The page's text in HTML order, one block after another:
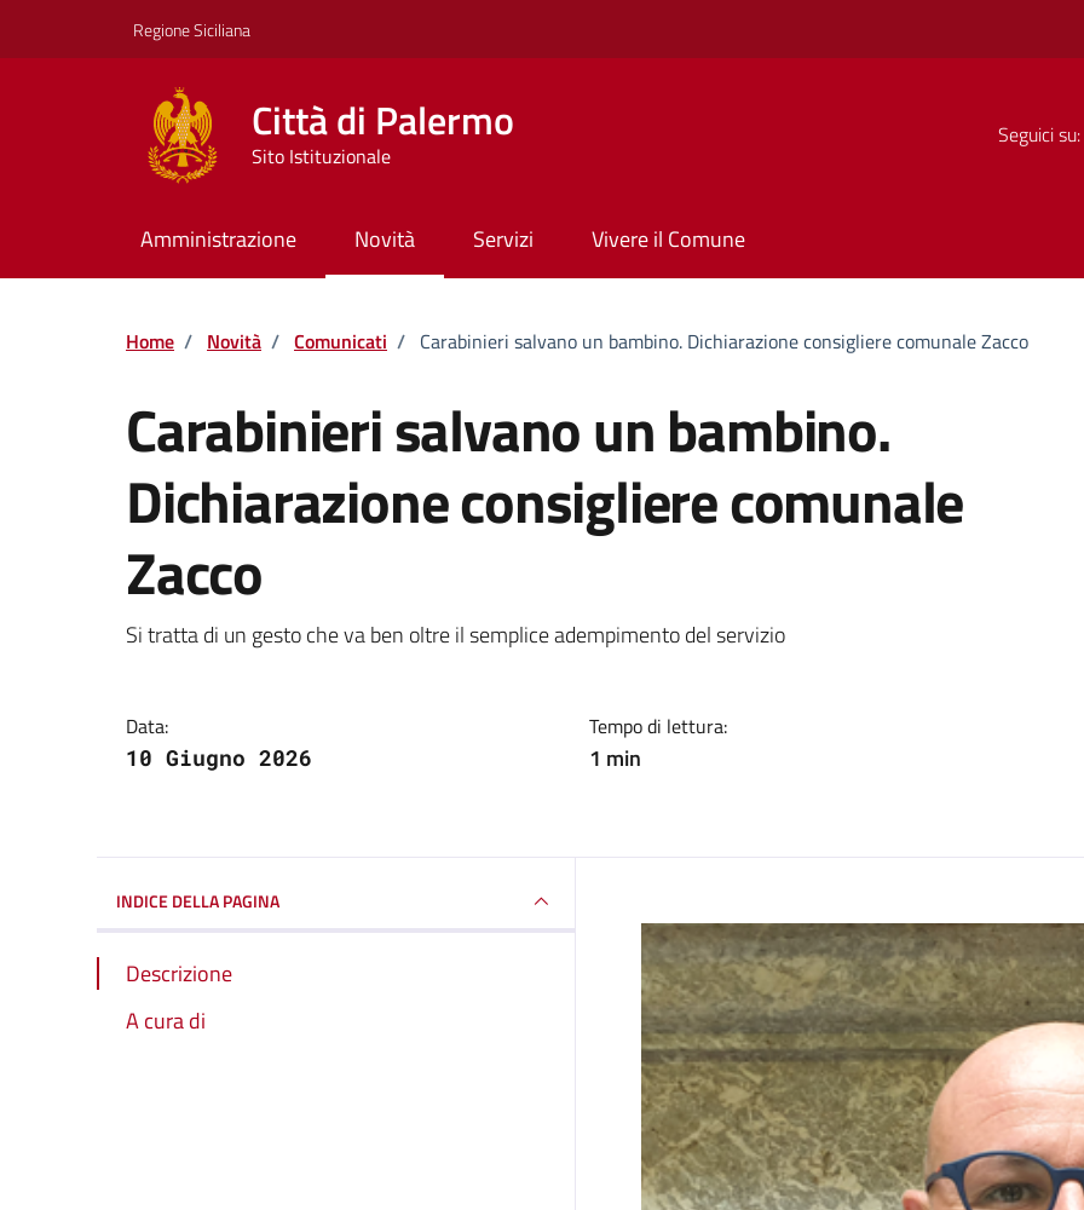
Regione Siciliana
Città di Palermo
Sito Istituzionale
Seguici su:
Amministrazione Novità Servizi Vivere il Comune
Home / Novità / Comunicati / Carabinieri salvano un bambino. Dichiarazione consigliere comunale Zacco
Carabinieri salvano un bambino.
Dichiarazione consigliere comunale
Zacco
Dettagli della notizia
Si tratta di un gesto che va ben oltre il semplice adempimento del servizio
Data:
10 Giugno 2026
Tempo di lettura:
1 min
INDICE DELLA PAGINA
Descrizione
A cura di